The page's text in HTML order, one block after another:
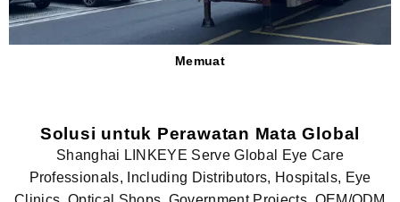
Memuat
Solusi untuk Perawatan Mata Global
Shanghai LINKEYE Serve Global Eye Care
Professionals, Including Distributors, Hospitals, Eye